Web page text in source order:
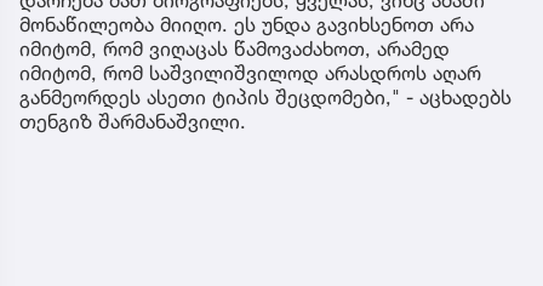
მონაწილეობა მიიღო. ეს უნდა გავიხსენოთ არა
იმიტომ, რომ ვიღაცას წამოვაძახოთ, არამედ
იმიტომ, რომ საშვილიშვილოდ არასდროს აღარ
განმეორდეს ასეთი ტიპის შეცდომები," - აცხადებს
თენგიზ შარმანაშვილი.